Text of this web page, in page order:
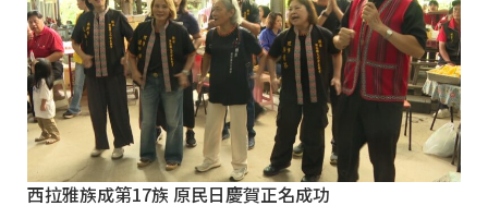
西拉雅族成第17族 原民日慶賀正名成功